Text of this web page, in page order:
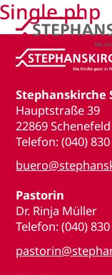
Stephanskirche
Hauptstraße 39
22869 Schenefeld
Telefon: (040)
Pastorin
Dr. Rinja Müller
Telefon: (040) 830